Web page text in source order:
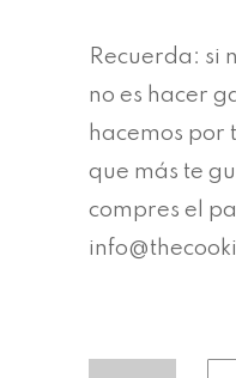
Recuerda: si
no es hacer
hacemos por
que más te
compres el